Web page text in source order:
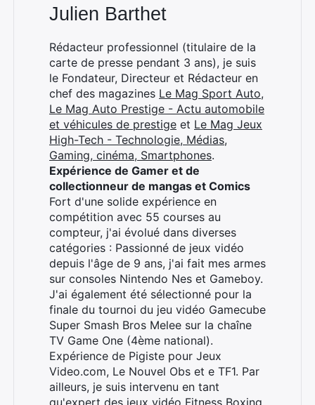
Julien Barthet
Rédacteur professionnel (titulaire de la
carte de presse pendant 3 ans), je suis
le Fondateur, Directeur et Rédacteur en
chef des magazines Le Mag Sport Auto,
Le Mag Auto Prestige - Actu automobile
et véhicules de prestige et Le Mag Jeux
High-Tech - Technologie, Médias,
Gaming, cinéma, Smartphones.
Expérience de Gamer et de
collectionneur de mangas et Comics
Fort d'une solide expérience en
compétition avec 55 courses au
compteur, j'ai évolué dans diverses
catégories : Passionné de jeux vidéo
depuis l'âge de 9 ans, j'ai fait mes armes
sur consoles Nintendo Nes et Gameboy.
J'ai également été sélectionné pour la
finale du tournoi du jeu vidéo Gamecube
Super Smash Bros Melee sur la chaîne
TV Game One (4ème national).
Expérience de Pigiste pour Jeux
Video.com, Le Nouvel Obs et e TF1. Par
ailleurs, je suis intervenu en tant
qu'expert des jeux vidéo Fitness Boxing